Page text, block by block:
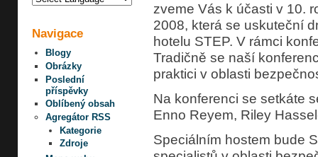
Navigace
Blogy
Obrázky
Poslední
příspěvky
Oblíbený obsah
Agregátor RSS
Kategorie
Zdroje
zveme Vás k účasti v 10.
2008, která se uskuteční
hotelu STEP. V rámci
Tradičně se naší
praktici v oblasti
Na konferenci se setkáte
Enno Reyem, Riley
Speciálním hostem bude